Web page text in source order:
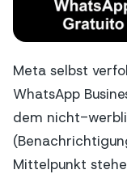
Meta selbst
WhatsApp
dem nicht-
Mittelpunkt